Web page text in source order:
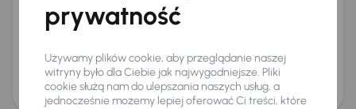
+4 kolejnych
Miesięczna rata
Cena
21 000 zł
prywatność
Używamy plików cookie, aby przeglądanie naszej
witryny było dla Ciebie jak najwygodniejsze. Pliki
cookie służą nam do ulepszania naszych usług, a
jednocześnie możemy lepiej oferować Ci treści, które